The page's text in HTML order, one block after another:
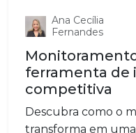
Ana Cecília
Fernandes
ferramenta de
competitiva
Descubra como o
transforma em